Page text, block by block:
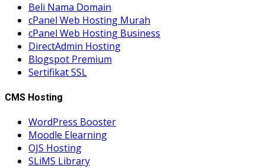
Beli Nama Domain
cPanel Web Hosting Murah
cPanel Web Hosting Business
DirectAdmin Hosting
Blogspot Premium
Sertifikat SSL
CMS Hosting
WordPress Booster
Moodle Elearning
OJS Hosting
SLiMS Library